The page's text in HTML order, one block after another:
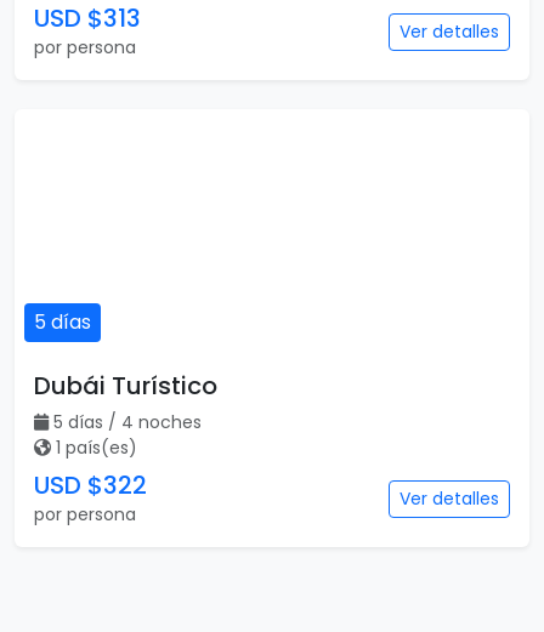
USD $313
por persona
Ver detalles
5 días
Dubái Turístico
5 días / 4 noches
1 país(es)
USD $322
por persona
Ver detalles